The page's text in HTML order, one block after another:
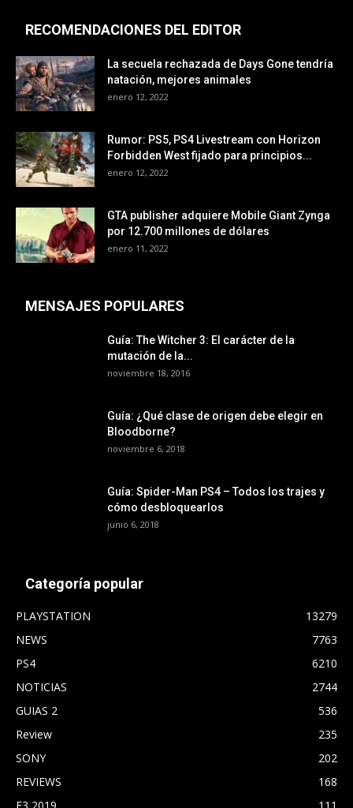
RECOMENDACIONES DEL EDITOR
La secuela rechazada de Days Gone tendría
natación, mejores animales
enero 12, 2022
Rumor: PS5, PS4 Livestream con Horizon
Forbidden West fijado para principios...
enero 12, 2022
GTA publisher adquiere Mobile Giant Zynga
por 12.700 millones de dólares
enero 11, 2022
MENSAJES POPULARES
Guía: The Witcher 3: El carácter de la
mutación de la...
noviembre 18, 2016
Guía: ¿Qué clase de origen debe elegir en
Bloodborne?
noviembre 6, 2018
Guía: Spider-Man PS4 – Todos los trajes y
cómo desbloquearlos
junio 6, 2018
Categoría popular
PLAYSTATION
13279
NEWS
7763
PS4
6210
NOTICIAS
2744
GUIAS 2
536
Review
235
SONY
202
REVIEWS
168